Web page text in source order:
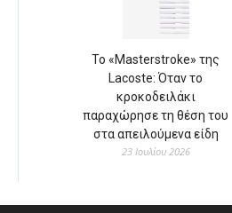
Το «Masterstroke» της
Lacoste: Όταν το
κροκοδειλάκι
παραχώρησε τη θέση του
στα απειλούμενα είδη
23 Ιουλίου 2026